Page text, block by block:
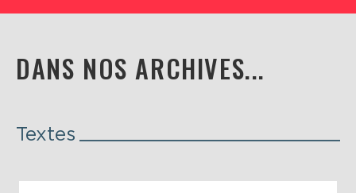
DANS NOS ARCHIVES...
Textes